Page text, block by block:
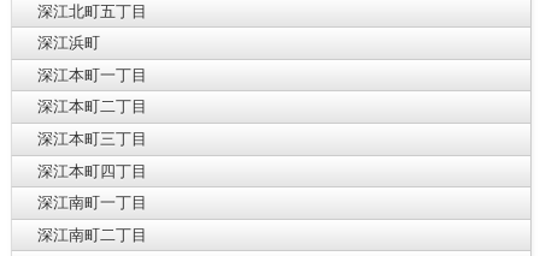
深江北町五丁目
深江浜町
深江本町一丁目
深江本町二丁目
深江本町三丁目
深江本町四丁目
深江南町一丁目
深江南町二丁目